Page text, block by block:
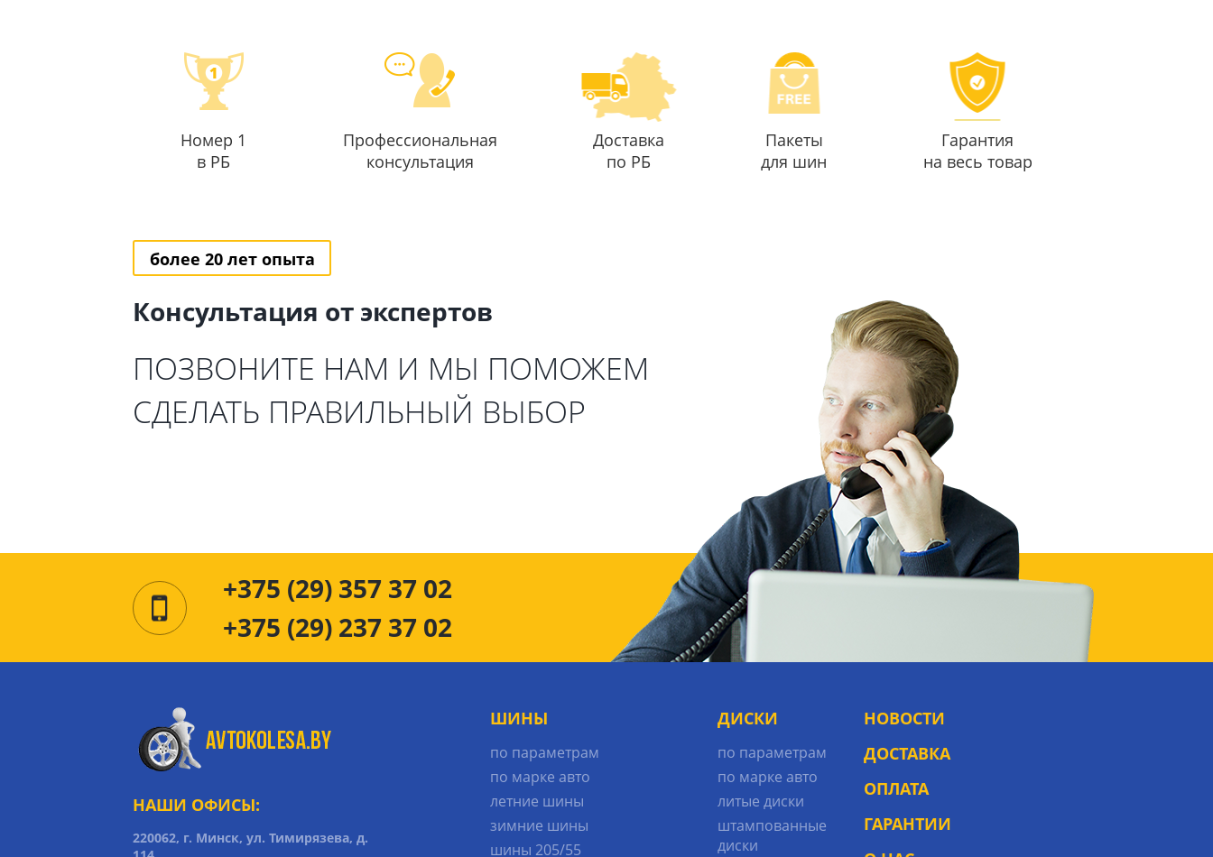
Номер 1
в РБ
Профессиональная
консультация
Доставка
по РБ
Пакеты
для шин
Гарантия
на весь товар
более 20 лет опыта
Консультация от экспертов
ПОЗВОНИТЕ НАМ И МЫ ПОМОЖЕМ
СДЕЛАТЬ ПРАВИЛЬНЫЙ ВЫБОР
+375 (29) 357 37 02
+375 (29) 237 37 02
НАШИ ОФИСЫ:
220062, г. Минск, ул. Тимирязева, д.
ШИНЫ
по параметрам
по марке авто
летние шины
зимние шины
шины 205/55
ДИСКИ
по параметрам
по марке авто
литые диски
штампованные
диски
НОВОСТИ
ДОСТАВКА
ОПЛАТА
ГАРАНТИИ